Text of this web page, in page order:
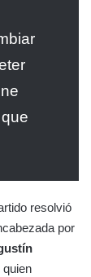
resolvió
por
quien